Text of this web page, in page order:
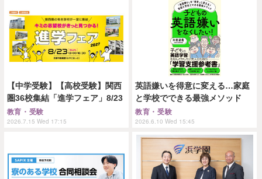
【中学受験】【高校受験】関西
圏36校集結「進学フェア」8/23
教育・受験
2026.7.15 Wed 17:15
英語嫌いを得意に変える…家庭
と学校でできる最強メソッド
教育・受験
2026.6.10 Wed 15:45